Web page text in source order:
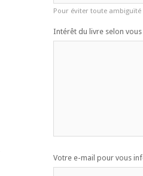
Pour éviter toute ambiguïté
Intérêt du livre selon vous
Votre e-mail pour vous